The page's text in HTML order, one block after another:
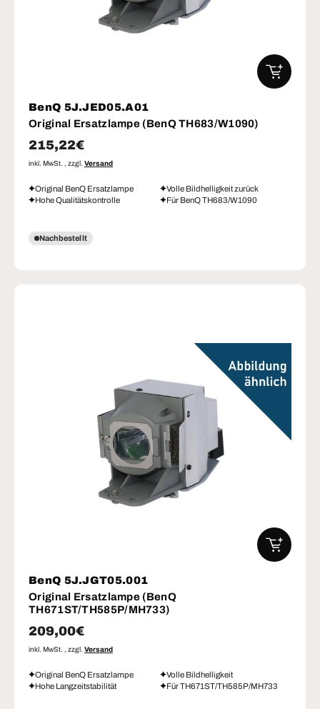
BenQ 5J.JED05.A01
Original Ersatzlampe (BenQ TH683/W1090)
Normaler Preis
215,22€
inkl. MwSt. , zzgl. Versand
Original BenQ Ersatzlampe
Volle Bildhelligkeit zurück
Hohe Qualitätskontrolle
Für BenQ TH683/W1090
Nachbestellt
IN DEN
BenQ 5J.JGT05.001
Original Ersatzlampe (BenQ
TH671ST/TH585P/MH733)
Normaler Preis
209,00€
inkl. MwSt. , zzgl. Versand
Original BenQ Ersatzlampe
Volle Bildhelligkeit
Hohe Langzeitstabilität
Für TH671ST/TH585P/MH733
IN DEN